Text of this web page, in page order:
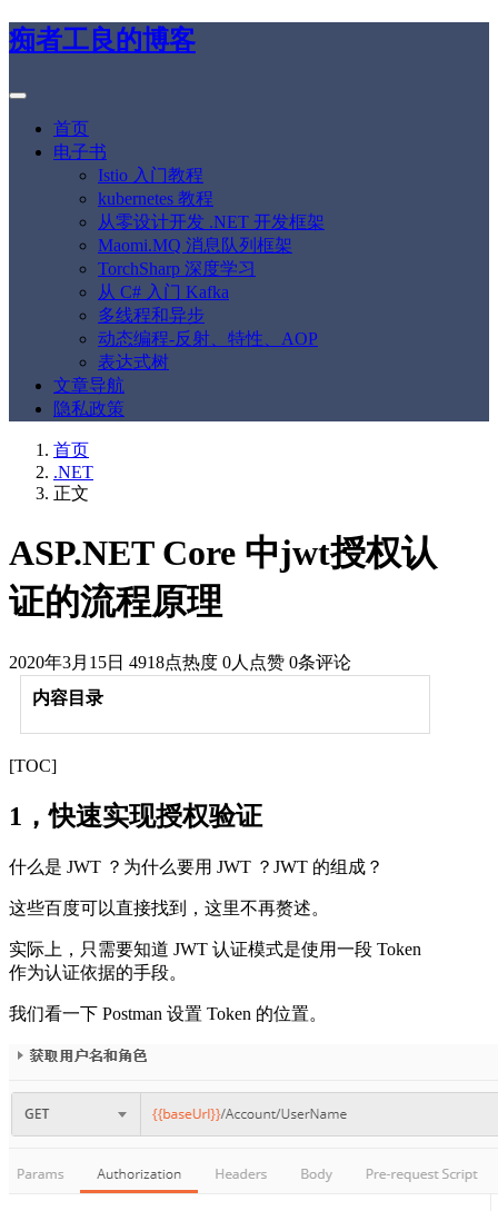
痴者工良的博客
首页
电子书
Istio 入门教程
kubernetes 教程
从零设计开发 .NET 开发框架
Maomi.MQ 消息队列框架
TorchSharp 深度学习
从 C# 入门 Kafka
多线程和异步
动态编程-反射、特性、AOP
表达式树
文章导航
隐私政策
首页
.NET
正文
ASP.NET Core 中jwt授权认
证的流程原理
2020年3月15日 4918点热度 0人点赞 0条评论
内容目录
[TOC]
1，快速实现授权验证
什么是 JWT ？为什么要用 JWT ？JWT 的组成？
这些百度可以直接找到，这里不再赘述。
实际上，只需要知道 JWT 认证模式是使用一段 Token
作为认证依据的手段。
我们看一下 Postman 设置 Token 的位置。